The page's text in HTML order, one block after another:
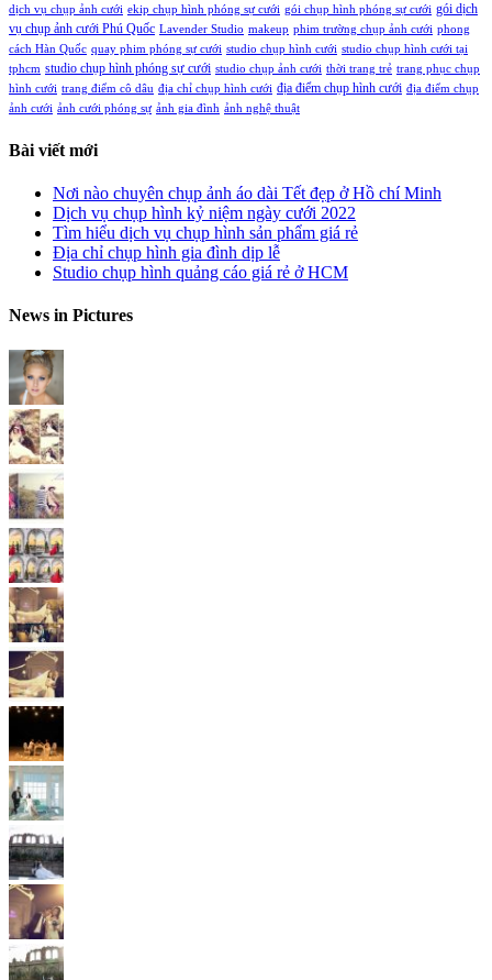
dịch vụ chụp ảnh cưới ekip chụp hình phóng sự cưới gói chụp hình phóng sự cưới gói dịch
vụ chụp ảnh cưới Phú Quốc Lavender Studio makeup phim trường chụp ảnh cưới phong
cách Hàn Quốc quay phim phóng sự cưới studio chụp hình cưới studio chụp hình cưới tại
tphcm studio chụp hình phóng sự cưới studio chụp ảnh cưới thời trang trẻ trang phục chụp
hình cưới trang điểm cô dâu địa chỉ chụp hình cưới địa điểm chụp hình cưới địa điểm chụp
ảnh cưới ảnh cưới phóng sự ảnh gia đình ảnh nghệ thuật
Bài viết mới
Nơi nào chuyên chụp ảnh áo dài Tết đẹp ở Hồ chí Minh
Dịch vụ chụp hình kỷ niệm ngày cưới 2022
Tìm hiểu dịch vụ chụp hình sản phẩm giá rẻ
Địa chỉ chụp hình gia đình dịp lễ
Studio chụp hình quảng cáo giá rẻ ở HCM
News in Pictures